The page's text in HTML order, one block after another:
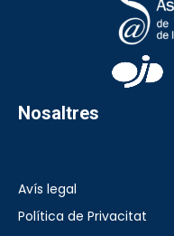
Nosaltres
Avís legal
Política de Privacitat